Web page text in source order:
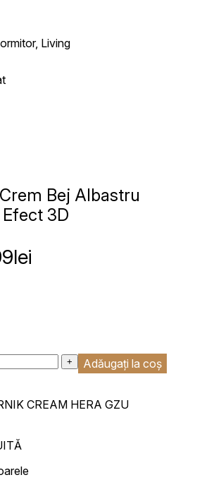
Living
Crem Bej Albastru
3D
lei
+ Adăugați la coș
CREAM HERA GZU